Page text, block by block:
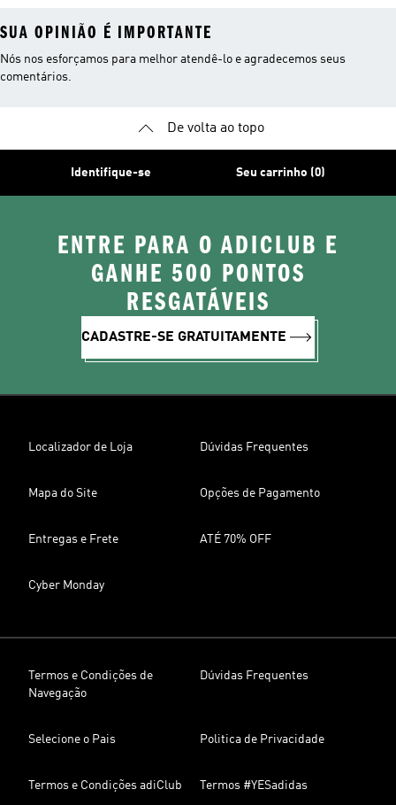
SUA OPINIÃO É IMPORTANTE
Nós nos esforçamos para melhor atendê-lo e agradecemos seus
comentários.
De volta ao topo
Identifique-se Seu carrinho (0)
ENTRE PARA O ADICLUB E
GANHE 500 PONTOS
RESGATÁVEIS
CADASTRE-SE GRATUITAMENTE
Localizador de Loja Dúvidas Frequentes
Mapa do Site Opções de Pagamento
Entregas e Frete ATÉ 70% OFF
Cyber Monday
Termos e Condições de
Navegação
Dúvidas Frequentes
Selecione o Pais Politica de Privacidade
Termos e Condições adiClub Termos #YESadidas